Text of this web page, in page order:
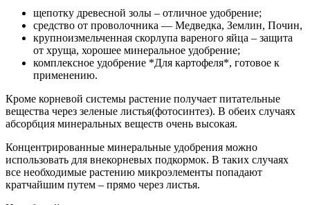
щепотку древесной золы – отличное удобрение;
средство от проволочника — Медведка, Землин, Почин,
крупноизмельченная скорлупа вареного яйца – защита
от хруща, хорошее минеральное удобрение;
комплексное удобрение *Для картофеля*, готовое к
применению.
Кроме корневой системы растение получает питательные
вещества через зеленые листья(фотосинтез). В обеих случаях
абсорбция минеральных веществ очень высокая.
Концентрированные минеральные удобрения можно
использовать для внекорневых подкормок. В таких случаях
все необходимые растению микроэлементы попадают
кратчайшим путем – прямо через листья.